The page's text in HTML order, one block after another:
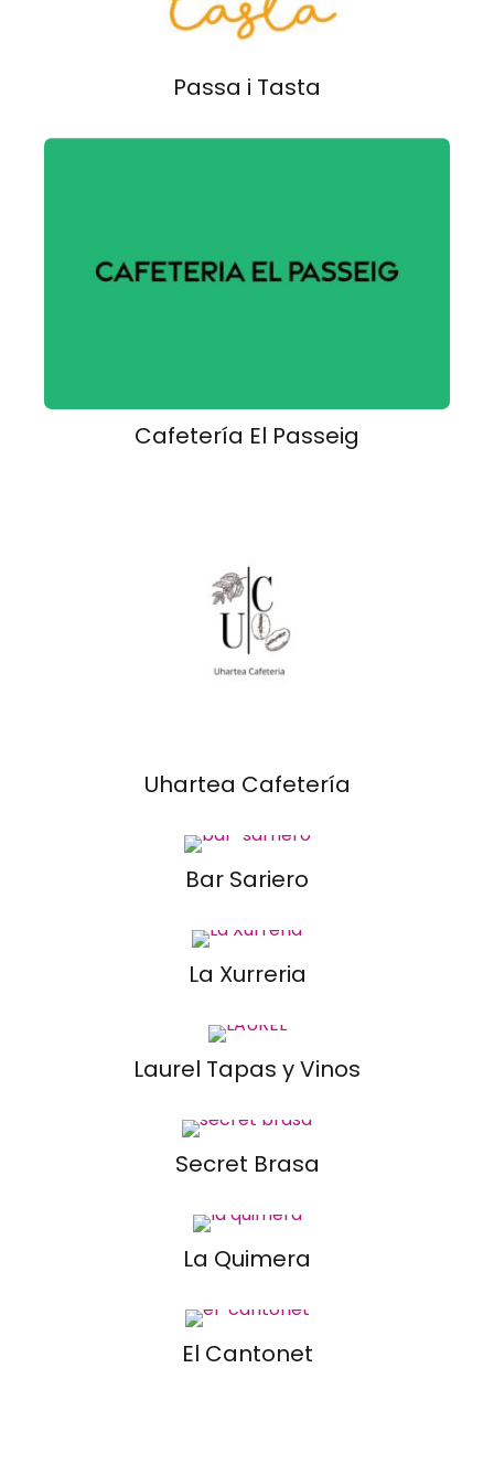
Passa i Tasta
Cafetería El Passeig
Uhartea Cafetería
Bar Sariero
La Xurreria
Laurel Tapas y Vinos
Secret Brasa
La Quimera
El Cantonet